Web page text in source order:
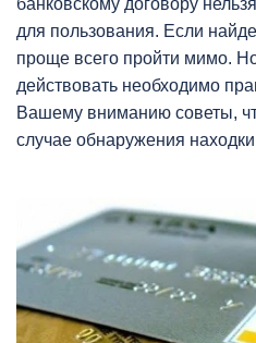
банковскому договору
для пользования. Если
проще всего пройти мимо.
действовать необходимо
Вашему вниманию советы,
случае обнаружения